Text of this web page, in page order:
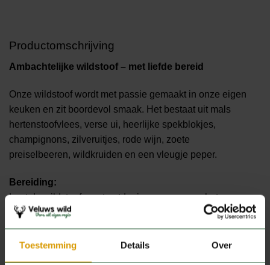
Toestemming Details Over
Productomschrijving
Ambachtelijke wildstoof – met liefde bereid
Onze wildstoof wordt met passie gemaakt in onze eigen
keuken en zit boordevol smaak. Het bestaat uit mals
hertenstoofvlees, verse ui, heerlijke spekblokjes,
champignons, zilveruitjes, rode wijn, zoete
preiselbeeren, wildkruiden en een vleugje peper.
Bereiding:
Laat de wildstoof eerst ontdooien en verwarm het
daarna in de magnetron tot het volledig heet is.